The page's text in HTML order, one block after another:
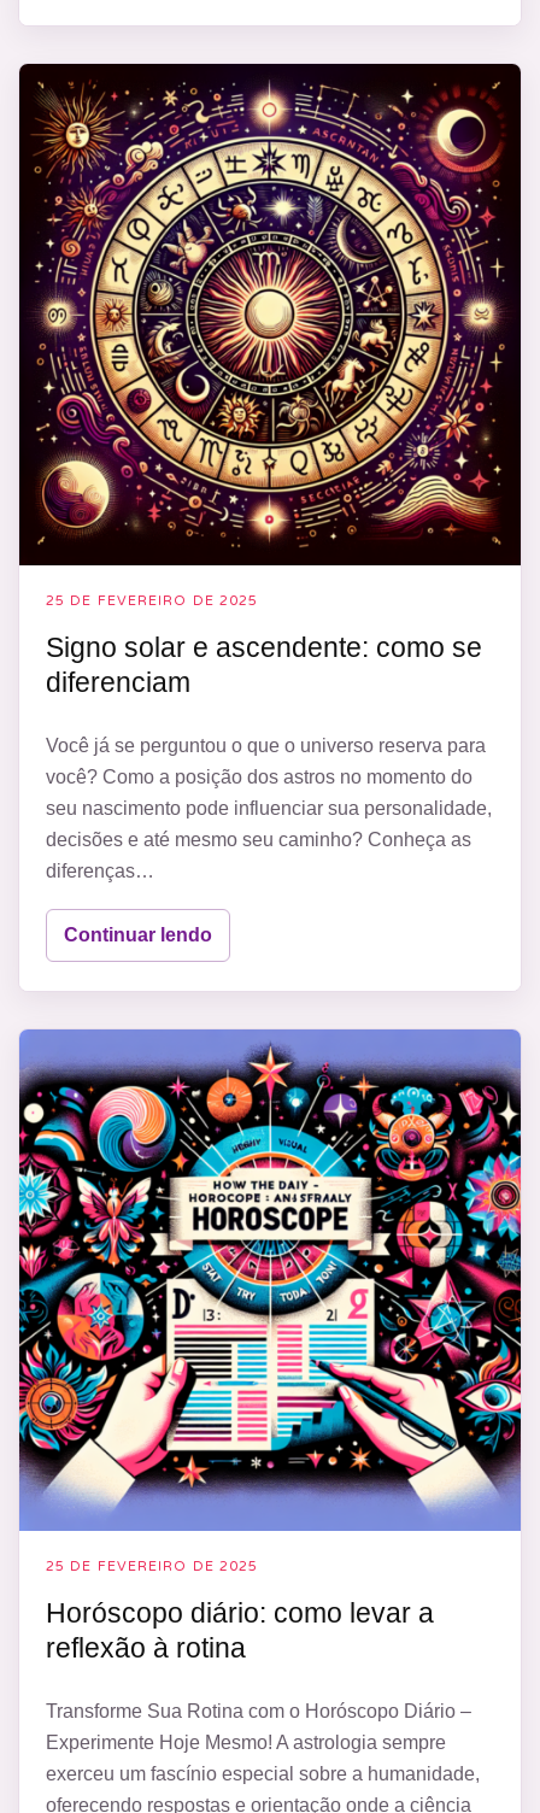
25 DE FEVEREIRO DE 2025
Signo solar e ascendente: como se
diferenciam
Você já se perguntou o que o universo reserva para
você? Como a posição dos astros no momento do
seu nascimento pode influenciar sua personalidade,
decisões e até mesmo seu caminho? Conheça as
diferenças…
Continuar lendo
25 DE FEVEREIRO DE 2025
Horóscopo diário: como levar a
reflexão à rotina
Transforme Sua Rotina com o Horóscopo Diário –
Experimente Hoje Mesmo! A astrologia sempre
exerceu um fascínio especial sobre a humanidade,
oferecendo respostas e orientação onde a ciência